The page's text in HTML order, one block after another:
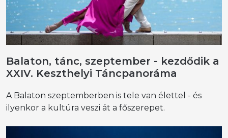
Balaton, tánc, szeptember - kezdődik a
XXIV. Keszthelyi Táncpanoráma
A Balaton szeptemberben is tele van élettel - és
ilyenkor a kultúra veszi át a főszerepet.